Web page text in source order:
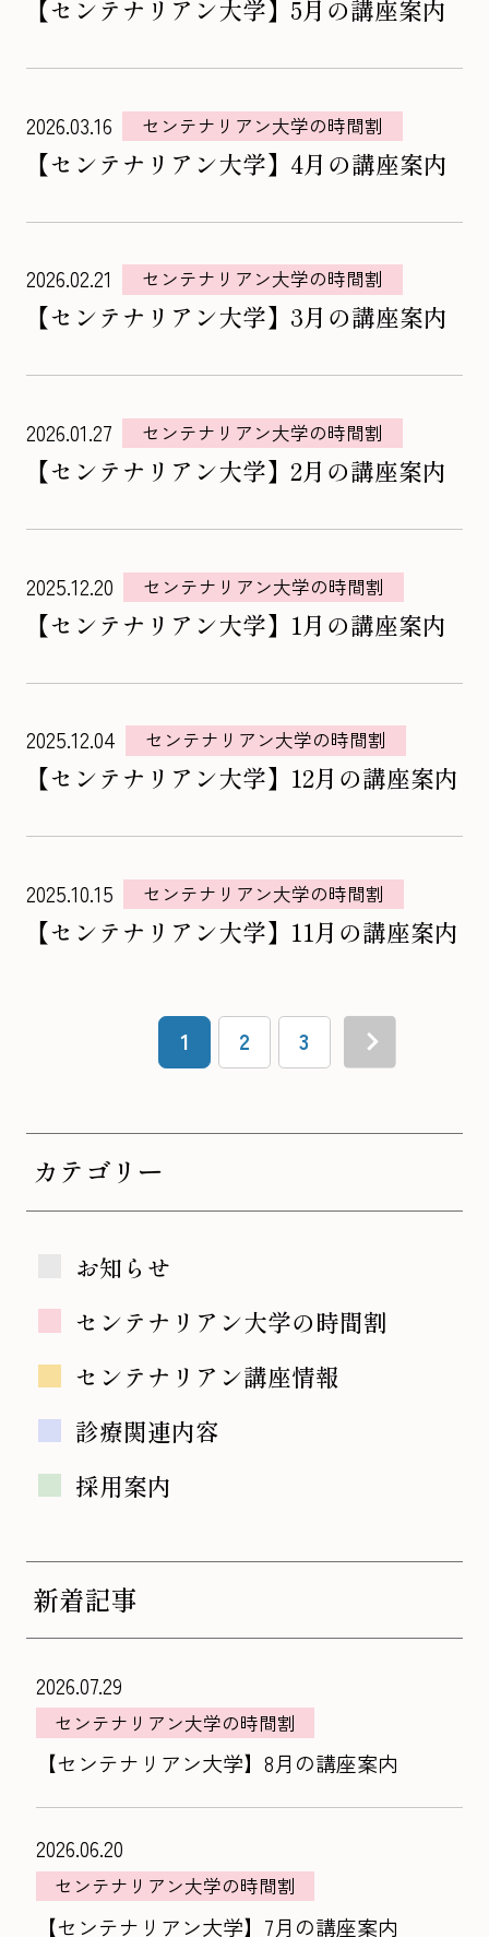
【センテナリアン大学】5月の講座案内
2026.03.16 センテナリアン大学の時間割
【センテナリアン大学】4月の講座案内
2026.02.21 センテナリアン大学の時間割
【センテナリアン大学】3月の講座案内
2026.01.27 センテナリアン大学の時間割
【センテナリアン大学】2月の講座案内
2025.12.20 センテナリアン大学の時間割
【センテナリアン大学】1月の講座案内
2025.12.04 センテナリアン大学の時間割
【センテナリアン大学】12月の講座案内
2025.10.15 センテナリアン大学の時間割
【センテナリアン大学】11月の講座案内
1 2 3
カテゴリー
お知らせ
センテナリアン大学の時間割
センテナリアン講座情報
診療関連内容
採用案内
新着記事
2026.07.29
センテナリアン大学の時間割
【センテナリアン大学】8月の講座案内
2026.06.20
センテナリアン大学の時間割
【センテナリアン大学】7月の講座案内